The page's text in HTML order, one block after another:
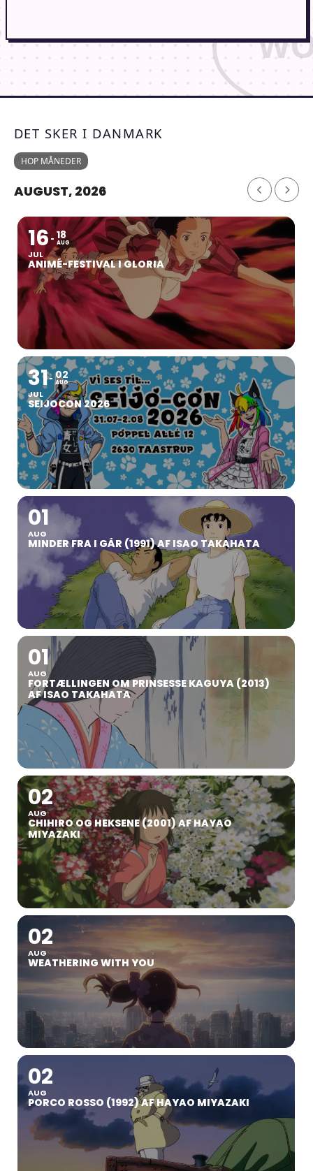
DET SKER I DANMARK
HOP MÅNEDER
AUGUST, 2026
16
JUL
18
AUG
ANIMÉ-FESTIVAL I GLORIA
31
JUL
02
AUG
SEIJOCON 2026
01
AUG
MINDER FRA I GÅR (1991) AF ISAO TAKAHATA
01
AUG
FORTÆLLINGEN OM PRINSESSE KAGUYA (2013)
AF ISAO TAKAHATA
02
AUG
CHIHIRO OG HEKSENE (2001) AF HAYAO
MIYAZAKI
02
AUG
WEATHERING WITH YOU
02
AUG
PORCO ROSSO (1992) AF HAYAO MIYAZAKI